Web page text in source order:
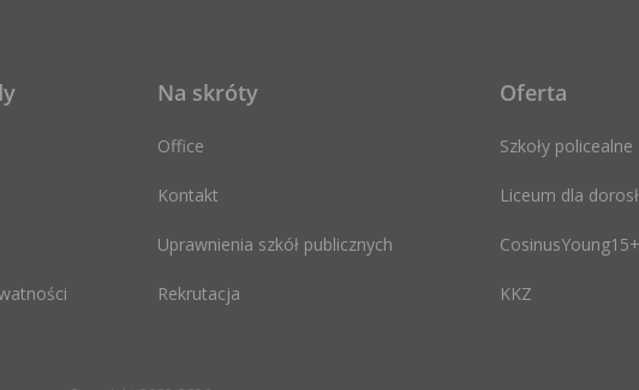
Na skróty
Office
Kontakt
Uprawnienia szkół publicznych
Rekrutacja
Oferta
Szkoły policealne
Liceum dla
CosinusYoung15+
KKZ